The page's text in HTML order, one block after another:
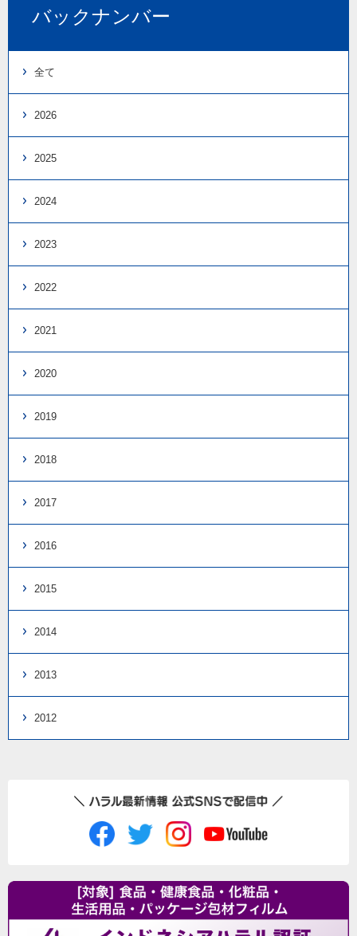
バックナンバー
全て
2026
2025
2024
2023
2022
2021
2020
2019
2018
2017
2016
2015
2014
2013
2012